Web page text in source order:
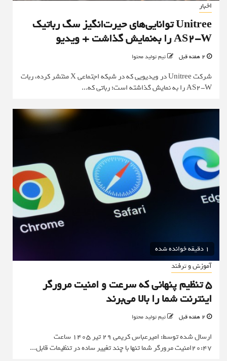
اخبار
Unitree توانایی‌های حیرت‌انگیز سگ رباتیک
AS2-W را به‌نمایش گذاشت + ویدیو
تیم تولید محتوا
شرکت Unitree در ویدیویی که در شبکه اجتماعی X منتشر کرده، ربات
AS2-W را به نمایش گذاشته است؛ رباتی که...
1 دقیقه خوانده شده
آموزش و ترفند
۵ تنظیم پنهانی که سرعت و امنیت مرورگر
اینترنت شما را بالا می‌برند
تیم تولید محتوا
ارسال شده توسط: امیرعباس کریمی 29 تیر 1405 ساعت
20:47امنیت مرورگر شما تنها با چند تغییر ساده در تنظیمات قابل...